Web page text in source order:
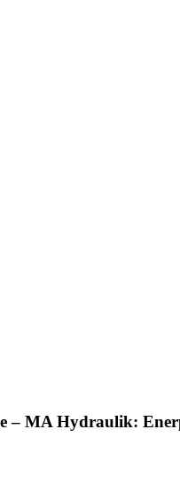
– MA Hydraulik: